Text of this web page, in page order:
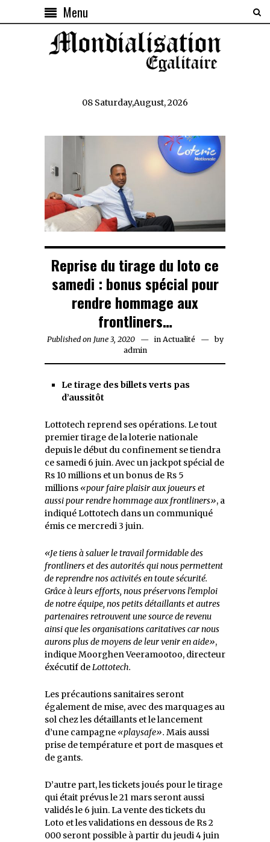
Menu
08 Saturday,August, 2026
Reprise du tirage du loto ce
samedi : bonus spécial pour
rendre hommage aux
frontliners…
Published on June 3, 2020June
3,
2020
in Actualité
by
admin
Le tirage des billets verts pas
d’aussitôt
Lottotech reprend ses opérations. Le tout
premier tirage de la loterie nationale
depuis le début du confinement se tiendra
ce samedi 6 juin. Avec un jackpot spécial de
Rs 10 millions et un bonus de Rs 5
millions «pour faire plaisir aux joueurs et
aussi pour rendre hommage aux frontliners», a
indiqué Lottotech dans un communiqué
émis ce mercredi 3 juin.
«Je tiens à saluer le travail formidable des
frontliners et des autorités qui nous permettent
de reprendre nos activités en toute sécurité.
Grâce à leurs efforts, nous préservons l’emploi
de notre équipe, nos petits détaillants et autres
partenaires retrouvent une source de revenu
ainsi que les organisations caritatives car nous
aurons plus de moyens de leur venir en aide»,
indique Moorghen Veeramootoo, directeur
éxécutif deLottotech.
Les précautions sanitaires seront
également de mise, avec des marquages au
sol chez les détaillants et le lancement
d’une campagne «playsafe». Mais aussi
prise de température et port de masques et
de gants.
D’autre part, les tickets joués pour le tirage
qui était prévus le 21 mars seront aussi
validés le 6 juin. La vente des tickets du
Loto et les validations en dessous de Rs 2
000 seront possible à partir du jeudi 4 juin